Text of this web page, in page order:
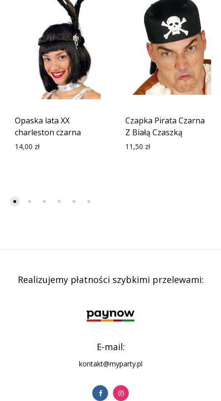
Opaska lata XX
charleston czarna
14,00 zł
Czapka Pirata Czarna
Z Białą Czaszką
11,50 zł
Realizujemy płatności szybkimi przelewami:
E-mail:
kontakt@myparty.pl